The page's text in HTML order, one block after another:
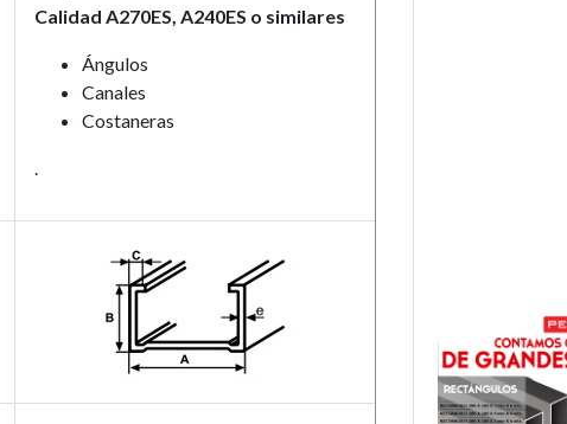
Calidad A270ES, A240ES o similares
Ángulos
Canales
Costaneras
.